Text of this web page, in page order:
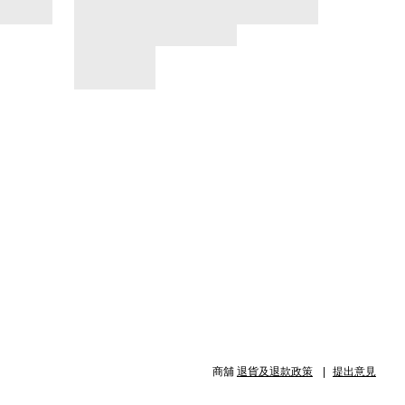
商舖 退貨及退款政策 提出意見